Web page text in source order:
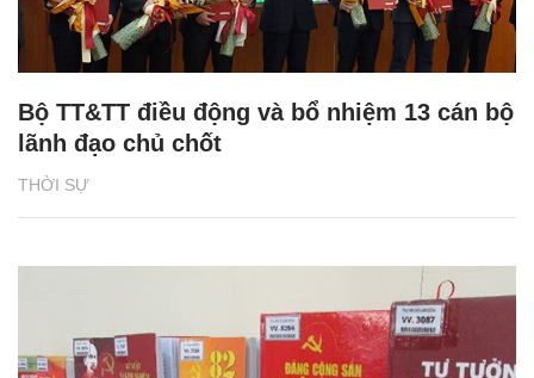
THỜI SỰ
Bộ TT&TT điều động và bổ nhiệm 13 cán bộ
lãnh đạo chủ chốt